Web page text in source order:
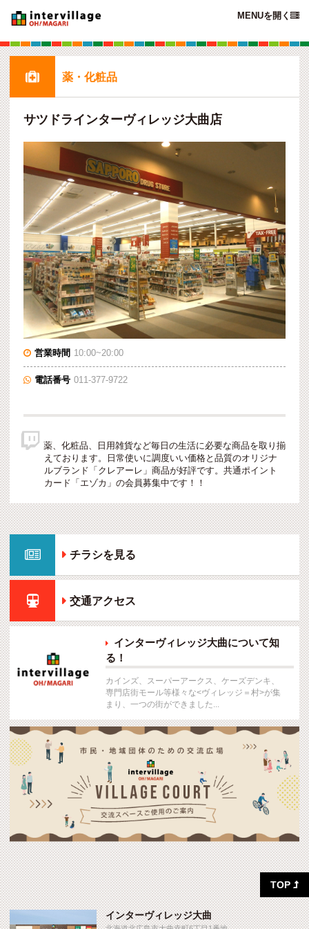
MENUを開く 
 薬・化粧品
サツドラインターヴィレッジ大曲店
 営業時間 10:00~20:00
 電話番号 011-377-9722
 薬、化粧品、日用雑貨など毎日の生活に必要な商品を取り揃
えております。日常使いに調度いい価格と品質のオリジナ
ルブランド「クレアーレ」商品が好評です。共通ポイント
カード「エゾカ」の会員募集中です！！
 チラシを見る
 交通アクセス

インターヴィレッジ大曲について知
る！
カインズ、スーパーアークス、ケーズデンキ、
専門店街モール等様々な<ヴィレッジ＝村>が集
まり、一つの街ができました...
インターヴィレッジ大曲
TOP 